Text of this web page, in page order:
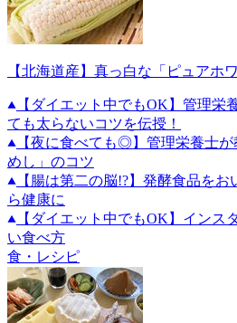
【北海道産】真っ白な「ピュアホ
【ダイエット中でもOK】管理栄
ても太らないコツを伝授！
【夜に食べても◎】管理栄養士
めし」のコツ
【腸は第二の脳!?】発酵食品を
ら健康に
【ダイエット中でもOK】インス
い食べ方
食・レシピ